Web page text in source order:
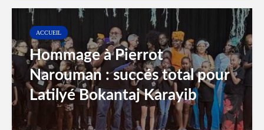
ACCUEIL
Hommage à Pierrot
Narouman : succés total pour
Latilyé Bokantaj Karayib